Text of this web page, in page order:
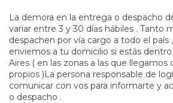
La demora en la entrega o despacho
variar entre 3 y 30 días hábiles . Tanto
despachen por vía cargo a todo el país
enviemos a tu domicilio si estás
Aires ( en las zonas a las que
propios )La persona responsable de
comunicar con vos para informarte y
o despacho .